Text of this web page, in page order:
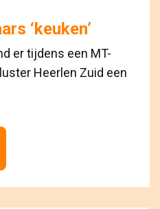
‘keuken’
er tijdens een MT-
Heerlen Zuid een